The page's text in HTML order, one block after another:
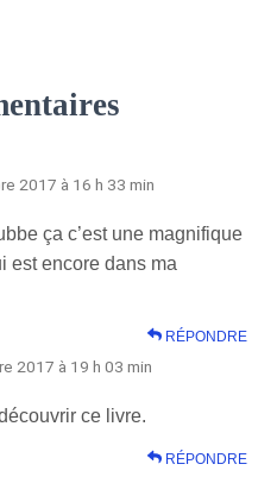
2017 à 16 h 33 min
ça c’est une magnifique
est encore dans ma
RÉPONDRE
2017 à 19 h 03 min
ce livre.
RÉPONDRE